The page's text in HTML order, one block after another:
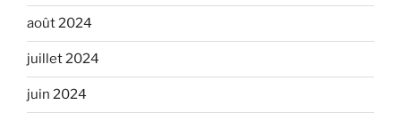
août 2024
juillet 2024
juin 2024